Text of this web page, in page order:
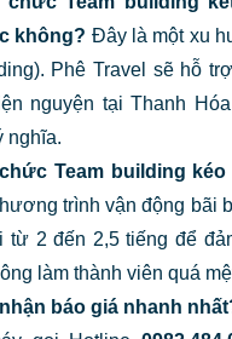
không? Đây là một xu
Phê Travel sẽ hỗ
nguyện tại Thanh
nghĩa.
Team building kéo
trình vận động bãi
từ 2 đến 2,5 tiếng để
làm thành viên quá
báo giá nhanh